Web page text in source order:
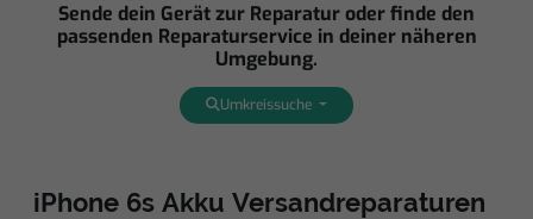
Sende dein Gerät zur Reparatur oder finde den
passenden Reparaturservice in deiner näheren
Umgebung.
Umkreissuche
iPhone 6s Akku Versandreparaturen